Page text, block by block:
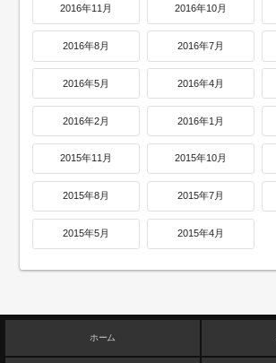
2016年11月 2016年10月
2016年8月 2016年7月
2016年5月 2016年4月
2016年2月 2016年1月
2015年11月 2015年10月
2015年8月 2015年7月
2015年5月 2015年4月
ホーム